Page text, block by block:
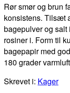
Rør smør og brun
konsistens. Tilsæt
bagepulver og salt
rosiner i. Form til
bagepapir med
180 grader
Skrevet i: Kager